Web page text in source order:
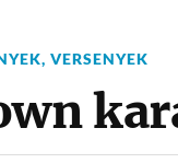
, VERSENYEK